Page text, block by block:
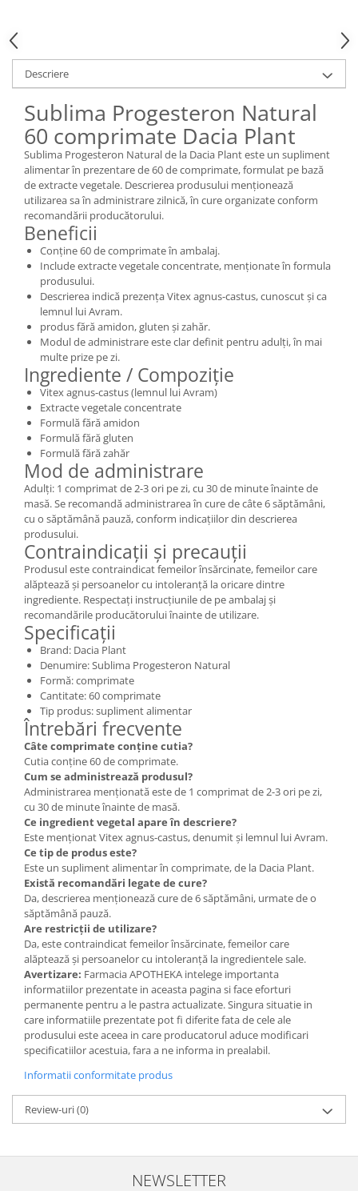
Descriere
Sublima Progesteron Natural
60 comprimate Dacia Plant
Sublima Progesteron Natural de la Dacia Plant este un supliment
alimentar în prezentare de 60 de comprimate, formulat pe bază
de extracte vegetale. Descrierea produsului menționează
utilizarea sa în administrare zilnică, în cure organizate conform
recomandării producătorului.
Beneficii
Conține 60 de comprimate în ambalaj.
Include extracte vegetale concentrate, menționate în formula
produsului.
Descrierea indică prezența Vitex agnus-castus, cunoscut și ca
lemnul lui Avram.
produs fără amidon, gluten și zahăr.
Modul de administrare este clar definit pentru adulți, în mai
multe prize pe zi.
Ingrediente / Compoziție
Vitex agnus-castus (lemnul lui Avram)
Extracte vegetale concentrate
Formulă fără amidon
Formulă fără gluten
Formulă fără zahăr
Mod de administrare
Adulți: 1 comprimat de 2-3 ori pe zi, cu 30 de minute înainte de
masă. Se recomandă administrarea în cure de câte 6 săptămâni,
cu o săptămână pauză, conform indicațiilor din descrierea
produsului.
Contraindicații și precauții
Produsul este contraindicat femeilor însărcinate, femeilor care
alăptează și persoanelor cu intoleranță la oricare dintre
ingrediente. Respectați instrucțiunile de pe ambalaj și
recomandările producătorului înainte de utilizare.
Specificații
Brand: Dacia Plant
Denumire: Sublima Progesteron Natural
Formă: comprimate
Cantitate: 60 comprimate
Tip produs: supliment alimentar
Întrebări frecvente
Câte comprimate conține cutia?
Cutia conține 60 de comprimate.
Cum se administrează produsul?
Administrarea menționată este de 1 comprimat de 2-3 ori pe zi,
cu 30 de minute înainte de masă.
Ce ingredient vegetal apare în descriere?
Este menționat Vitex agnus-castus, denumit și lemnul lui Avram.
Ce tip de produs este?
Este un supliment alimentar în comprimate, de la Dacia Plant.
Există recomandări legate de cure?
Da, descrierea menționează cure de 6 săptămâni, urmate de o
săptămână pauză.
Are restricții de utilizare?
Da, este contraindicat femeilor însărcinate, femeilor care
alăptează și persoanelor cu intoleranță la ingredientele sale.
Avertizare: Farmacia APOTHEKA intelege importanta
informatiilor prezentate in aceasta pagina si face eforturi
permanente pentru a le pastra actualizate. Singura situatie in
care informatiile prezentate pot fi diferite fata de cele ale
produsului este aceea in care producatorul aduce modificari
specificatiilor acestuia, fara a ne informa in prealabil.
Informatii conformitate produs
Review-uri(0)
NEWSLETTER